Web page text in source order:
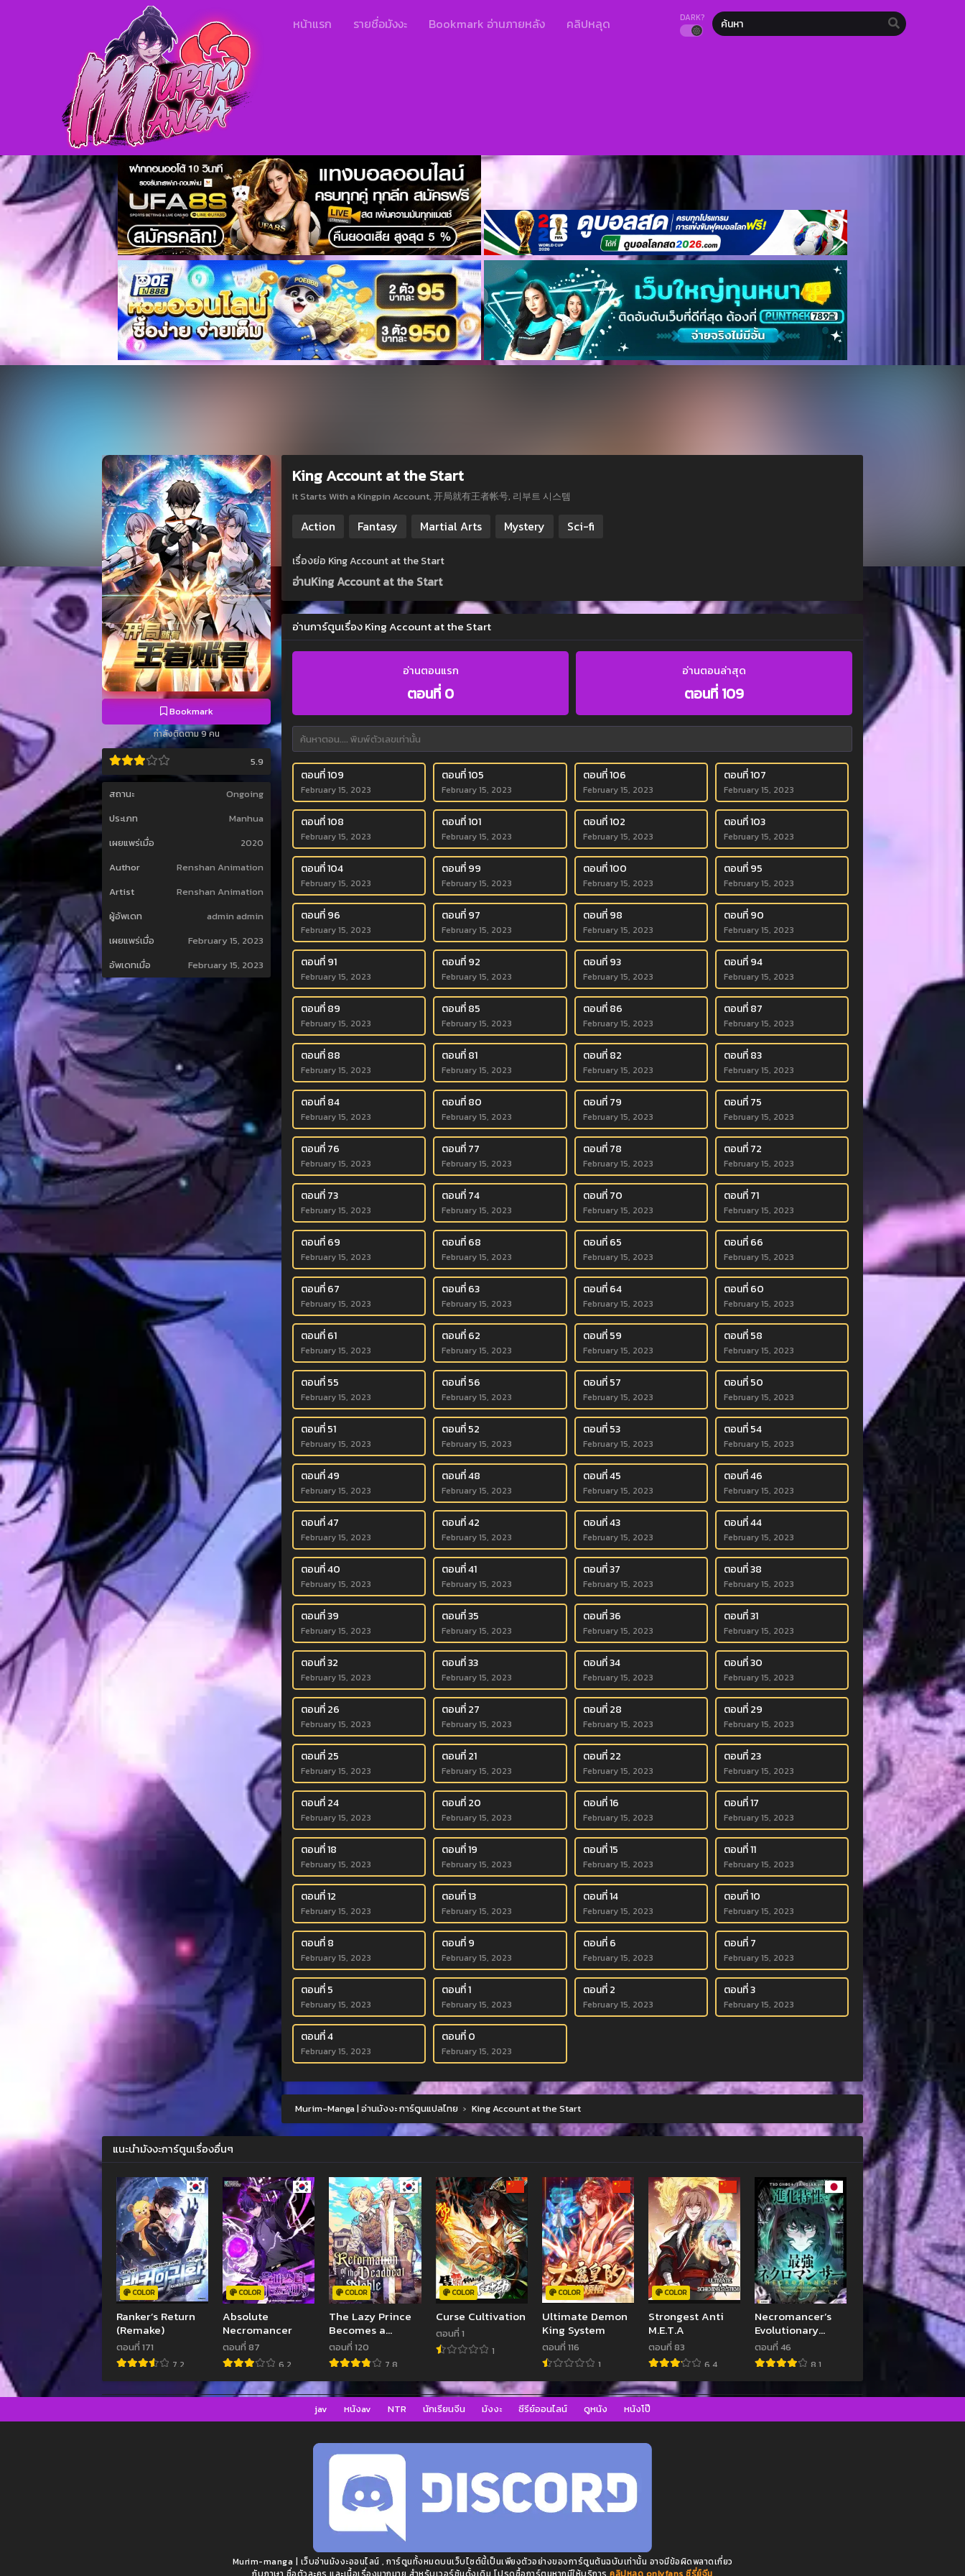
หน้าแรก รายชื่อมังงะ Bookmark อ่านภายหลัง คลิปหลุด DARK?
Bookmark
กำลังติดตาม 9 คน
5.9
สถานะ
Ongoing
ประเภท
Manhua
เผยแพร่เมื่อ
2020
Author
Renshan Animation
Artist
Renshan Animation
ผู้อัพเดท
admin admin
เผยแพร่เมื่อ
February 15, 2023
อัพเดทเมื่อ
February 15, 2023
King Account at the Start
It Starts With a Kingpin Account, 开局就有王者帐号, 리부트 시스템
Action Fantasy Martial Arts Mystery Sci-fi
เรื่องย่อ King Account at the Start
อ่านKing Account at the Start
อ่านการ์ตูนเรื่อง King Account at the Start
อ่านตอนแรก
ตอนที่ 0
อ่านตอนล่าสุด
ตอนที่ 109
ตอนที่ 109
February 15, 2023
ตอนที่ 105
February 15, 2023
ตอนที่ 106
February 15, 2023
ตอนที่ 107
February 15, 2023
ตอนที่ 108
February 15, 2023
ตอนที่ 101
February 15, 2023
ตอนที่ 102
February 15, 2023
ตอนที่ 103
February 15, 2023
ตอนที่ 104
February 15, 2023
ตอนที่ 99
February 15, 2023
ตอนที่ 100
February 15, 2023
ตอนที่ 95
February 15, 2023
ตอนที่ 96
February 15, 2023
ตอนที่ 97
February 15, 2023
ตอนที่ 98
February 15, 2023
ตอนที่ 90
February 15, 2023
ตอนที่ 91
February 15, 2023
ตอนที่ 92
February 15, 2023
ตอนที่ 93
February 15, 2023
ตอนที่ 94
February 15, 2023
ตอนที่ 89
February 15, 2023
ตอนที่ 85
February 15, 2023
ตอนที่ 86
February 15, 2023
ตอนที่ 87
February 15, 2023
ตอนที่ 88
February 15, 2023
ตอนที่ 81
February 15, 2023
ตอนที่ 82
February 15, 2023
ตอนที่ 83
February 15, 2023
ตอนที่ 84
February 15, 2023
ตอนที่ 80
February 15, 2023
ตอนที่ 79
February 15, 2023
ตอนที่ 75
February 15, 2023
ตอนที่ 76
February 15, 2023
ตอนที่ 77
February 15, 2023
ตอนที่ 78
February 15, 2023
ตอนที่ 72
February 15, 2023
ตอนที่ 73
February 15, 2023
ตอนที่ 74
February 15, 2023
ตอนที่ 70
February 15, 2023
ตอนที่ 71
February 15, 2023
ตอนที่ 69
February 15, 2023
ตอนที่ 68
February 15, 2023
ตอนที่ 65
February 15, 2023
ตอนที่ 66
February 15, 2023
ตอนที่ 67
February 15, 2023
ตอนที่ 63
February 15, 2023
ตอนที่ 64
February 15, 2023
ตอนที่ 60
February 15, 2023
ตอนที่ 61
February 15, 2023
ตอนที่ 62
February 15, 2023
ตอนที่ 59
February 15, 2023
ตอนที่ 58
February 15, 2023
ตอนที่ 55
February 15, 2023
ตอนที่ 56
February 15, 2023
ตอนที่ 57
February 15, 2023
ตอนที่ 50
February 15, 2023
ตอนที่ 51
February 15, 2023
ตอนที่ 52
February 15, 2023
ตอนที่ 53
February 15, 2023
ตอนที่ 54
February 15, 2023
ตอนที่ 49
February 15, 2023
ตอนที่ 48
February 15, 2023
ตอนที่ 45
February 15, 2023
ตอนที่ 46
February 15, 2023
ตอนที่ 47
February 15, 2023
ตอนที่ 42
February 15, 2023
ตอนที่ 43
February 15, 2023
ตอนที่ 44
February 15, 2023
ตอนที่ 40
February 15, 2023
ตอนที่ 41
February 15, 2023
ตอนที่ 37
February 15, 2023
ตอนที่ 38
February 15, 2023
ตอนที่ 39
February 15, 2023
ตอนที่ 35
February 15, 2023
ตอนที่ 36
February 15, 2023
ตอนที่ 31
February 15, 2023
ตอนที่ 32
February 15, 2023
ตอนที่ 33
February 15, 2023
ตอนที่ 34
February 15, 2023
ตอนที่ 30
February 15, 2023
ตอนที่ 26
February 15, 2023
ตอนที่ 27
February 15, 2023
ตอนที่ 28
February 15, 2023
ตอนที่ 29
February 15, 2023
ตอนที่ 25
February 15, 2023
ตอนที่ 21
February 15, 2023
ตอนที่ 22
February 15, 2023
ตอนที่ 23
February 15, 2023
ตอนที่ 24
February 15, 2023
ตอนที่ 20
February 15, 2023
ตอนที่ 16
February 15, 2023
ตอนที่ 17
February 15, 2023
ตอนที่ 18
February 15, 2023
ตอนที่ 19
February 15, 2023
ตอนที่ 15
February 15, 2023
ตอนที่ 11
February 15, 2023
ตอนที่ 12
February 15, 2023
ตอนที่ 13
February 15, 2023
ตอนที่ 14
February 15, 2023
ตอนที่ 10
February 15, 2023
ตอนที่ 8
February 15, 2023
ตอนที่ 9
February 15, 2023
ตอนที่ 6
February 15, 2023
ตอนที่ 7
February 15, 2023
ตอนที่ 5
February 15, 2023
ตอนที่ 1
February 15, 2023
ตอนที่ 2
February 15, 2023
ตอนที่ 3
February 15, 2023
ตอนที่ 4
February 15, 2023
ตอนที่ 0
February 15, 2023
Murim-Manga | อ่านมังงะ การ์ตูนแปลไทย › King Account at the Start
แนะนำมังงะการ์ตูนเรื่องอื่นๆ
COLOR
Ranker’s Return
(Remake)
ตอนที่ 171
7.2
COLOR
Absolute
Necromancer
ตอนที่ 87
6.2
COLOR
The Lazy Prince
Becomes a
Genius
ตอนที่ 120
7.8
COLOR
Curse Cultivation
ตอนที่ 1
1
COLOR
Ultimate Demon
King System
ตอนที่ 116
1
COLOR
Strongest Anti
M.E.T.A
ตอนที่ 83
6.4
Necromancer’s
Evolutionary
Traits
ตอนที่ 46
8.1
jav หนังav NTR นักเรียนจีน มังงะ ซีรีย์ออนไลน์ ดูหนัง หนังโป๊
Murim-manga | เว็บอ่านมังงะออนไลน์ , การ์ตูนทั้งหมดบนเว็บไซต์นี้เป็นเพียงตัวอย่างของการ์ตูนต้นฉบับเท่านั้น อาจมีข้อผิดพลาดเกี่ยว